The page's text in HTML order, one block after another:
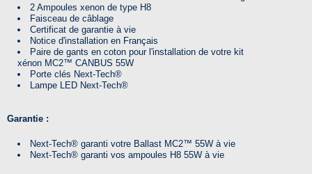
2 Ampoules xenon de type H8
Faisceau de câblage
Certificat de garantie à vie
Notice d'installation en Français
Paire de gants en coton pour l'installation de votre kit
xénon MC2™ CANBUS 55W
Porte clés Next-Tech®
Lampe LED Next-Tech®
Garantie :
Next-Tech® garanti votre Ballast MC2™ 55W à vie
Next-Tech® garanti vos ampoules H8 55W à vie